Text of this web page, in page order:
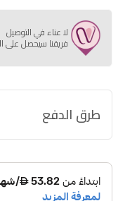
لا عناء في التوصيل
فريقنا سيحصل على
طرق الدفع